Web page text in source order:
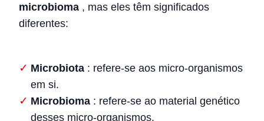
microbioma , mas eles têm significados
diferentes:
Microbiota : refere-se aos micro-organismos
em si.
Microbioma : refere-se ao material genético
desses micro-organismos.